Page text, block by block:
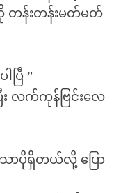
တန်းတန်းမတ်မတ်
ပြီ ”
လက်ကုန်ဗြင်းလေ
ာပိုရှိတယ်လို့ ပြော